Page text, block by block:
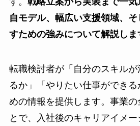
自モデル、幅広い支援領域、
すための強みについて解説しま
転職検討者が「自分のスキル
るか」「やりたい仕事ができ
めの情報を提供します。事業の
とで、入社後のキャリアイメ